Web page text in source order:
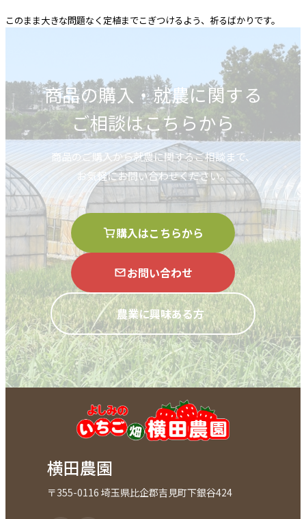
このまま大きな問題なく定植までこぎつけるよう、祈るばかりです。
商品の購入・就農に関する
ご相談はこちらから
商品のご購入から就農に関するご相談まで、
お気軽にお問い合わせください。
購入はこちらから
お問い合わせ
農業に興味ある方
横田農園
〒355-0116 埼玉県比企郡吉見町下銀谷424